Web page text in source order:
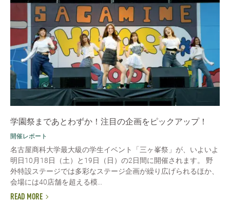
学園祭まであとわずか！注目の企画をピックアップ！
開催レポート
名古屋商科大学最大級の学生イベント「三ヶ峯祭」が、いよいよ
明日10月18日（土）と19日（日）の2日間に開催されます。 野
外特設ステージでは多彩なステージ企画が繰り広げられるほか、
会場には40店舗を超える模...
READ MORE